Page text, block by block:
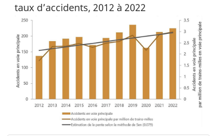
taux d’accidents, 2012 à 2022
Image